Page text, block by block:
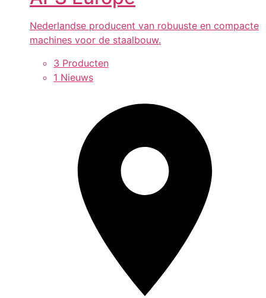
Nederlandse producent van robuuste en compacte
machines voor de staalbouw.
3 Producten
1 Nieuws